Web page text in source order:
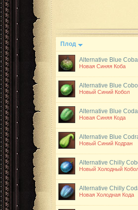
Плод
Alternative Blue Coba
Новая Синяя Коба
Alternative Blue Cobol
Новый Синий Кобол
Alternative Blue Coda
Новая Синяя Кода
Alternative Blue
Новый Синий Кодран
Alternative Chilly
Новый Холодный
Alternative Chilly
Новая Холодная Кода